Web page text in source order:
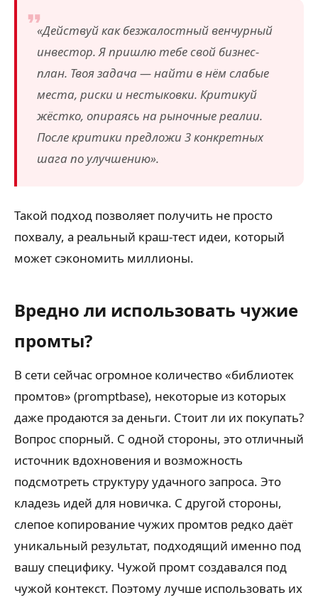
«Действуй как безжалостный венчурный
инвестор. Я пришлю тебе свой бизнес-
план. Твоя задача — найти в нём слабые
места, риски и нестыковки. Критикуй
жёстко, опираясь на рыночные реалии.
После критики предложи 3 конкретных
шага по улучшению».
Такой подход позволяет получить не просто
похвалу, а реальный краш-тест идеи, который
может сэкономить миллионы.
Вредно ли использовать чужие
промты?
В сети сейчас огромное количество «библиотек
промтов» (promptbase), некоторые из которых
даже продаются за деньги. Стоит ли их покупать?
Вопрос спорный. С одной стороны, это отличный
источник вдохновения и возможность
подсмотреть структуру удачного запроса. Это
кладезь идей для новичка. С другой стороны,
слепое копирование чужих промтов редко даёт
уникальный результат, подходящий именно под
вашу специфику. Чужой промт создавался под
чужой контекст. Поэтому лучше использовать их